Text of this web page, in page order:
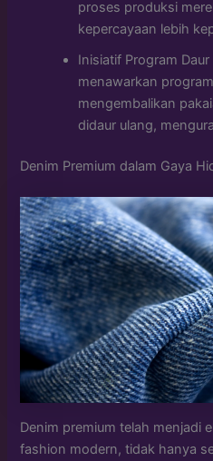
proses produksi
kepercayaan lebih
Inisiatif Program
menawarkan
mengembalikan
didaur ulang,
Denim Premium dalam Gaya
Denim premium telah menjadi
fashion modern, tidak hanya